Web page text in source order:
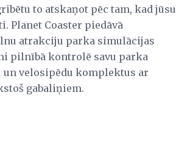
to atskaņot pēc tam, kad jūsu
Planet Coaster piedāvā
atrakciju parka simulācijas
pilnībā kontrolē savu parka
un velosipēdu komplektus ar
gabaliņiem.